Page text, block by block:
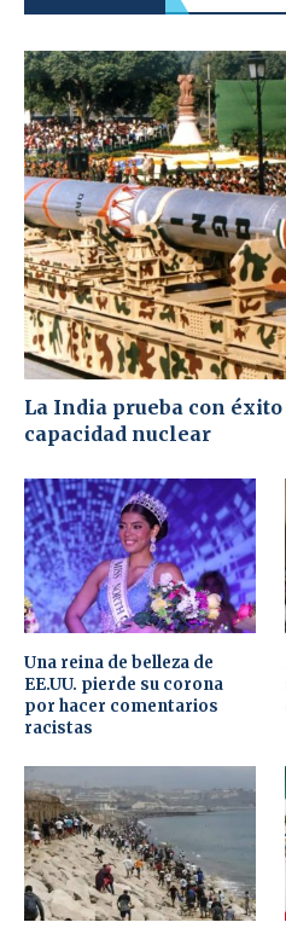
La India prueba con
capacidad nuclear
Una reina de belleza de
EE.UU. pierde su corona
por hacer comentarios
racistas